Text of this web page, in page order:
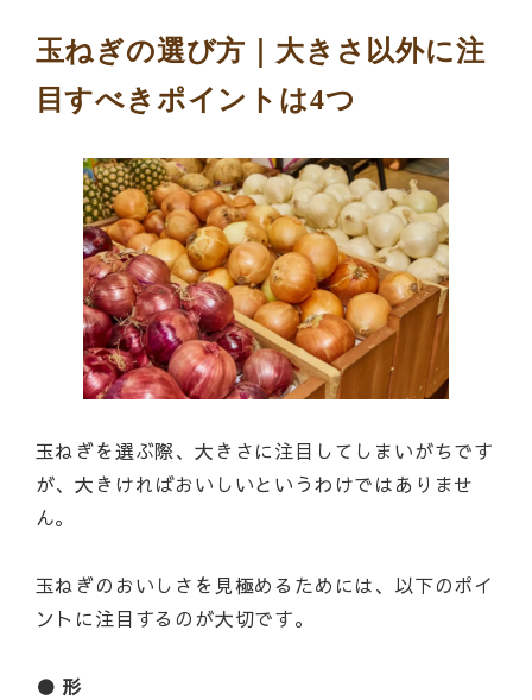
玉ねぎの選び方｜大きさ以外に注
目すべきポイントは4つ
玉ねぎを選ぶ際、大きさに注目してしまいがちです
が、大きければおいしいというわけではありませ
ん。
玉ねぎのおいしさを見極めるためには、以下のポイ
ントに注目するのが大切です。
● 形